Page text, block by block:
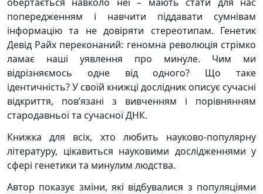
попередженням і навчити піддавати сумнівам
інформацію та не довіряти стереотипам. Генетик
Девід Райх переконаний: геномна революція стрімко
ламає наші уявлення про минуле. Чим ми
відрізняємось одне від одного? Що таке
ідентичність? У своїй книжці дослідник описує сучасні
відкриття, пов’язані з вивченням і порівнянням
стародавньої та сучасної ДНК.
Книжка для всіх, хто любить науково-популярну
літературу, цікавиться науковими дослідженнями у
сфері генетики та минулим людства.
Автор показує зміни, які відбувалися з популяціями